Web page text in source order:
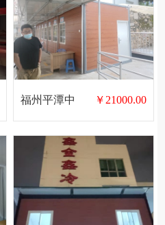
福州平潭中
医院核酸检
测室集装箱
￥21000.00